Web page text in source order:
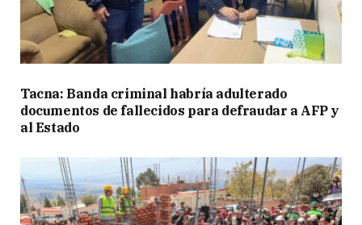
Tacna: Banda criminal habría adulterado
documentos de fallecidos para defraudar a AFP y
al Estado